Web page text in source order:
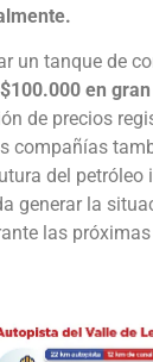
un tanque de
en
de precios
compañías
del petróleo
generar la
las